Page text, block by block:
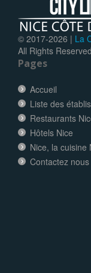
© 2017-2026 | La
All Rights Reserved
Pages
Accueil
Liste des
Restaurants
Hôtels Nice
Nice, la cuisine
Contactez nous